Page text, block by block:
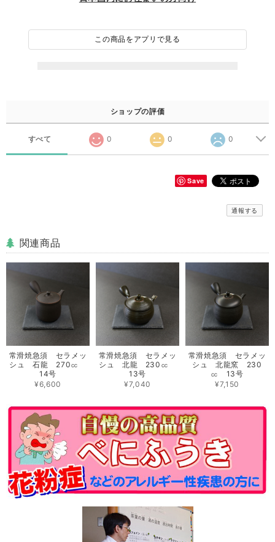
この商品をアプリで見る
ショップの評価
すべて 0 0 0
Save
通報する
関連商品
常滑焼急須 セラメッ
シュ 石龍 270㏄
14号
¥6,600
常滑焼急須 セラメッ
シュ 北龍 230㏄
13号
¥7,040
常滑焼急須 セラメッ
シュ 北龍窯 230
㏄ 13号
¥7,150